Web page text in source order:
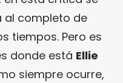
al completo de
tiempos. Pero es
donde está Ellie
siempre ocurre,